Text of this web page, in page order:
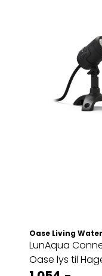
Oase Living Water
LunAqua
Oase lys til